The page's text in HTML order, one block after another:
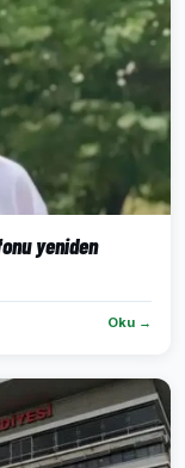
yeniden
Oku →